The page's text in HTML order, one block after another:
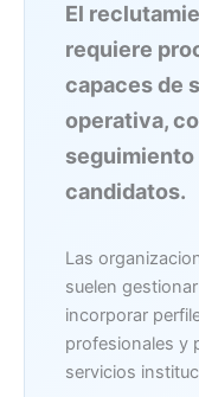
El
requiere
capaces de
operativa,
candidatos.
Las
suelen
incorporar
profesionales y
servicios